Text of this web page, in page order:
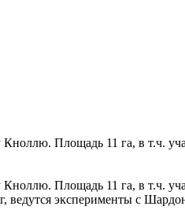
Площадь 11 га, в т.ч.
Площадь 11 га, в т.ч.
эксперименты с